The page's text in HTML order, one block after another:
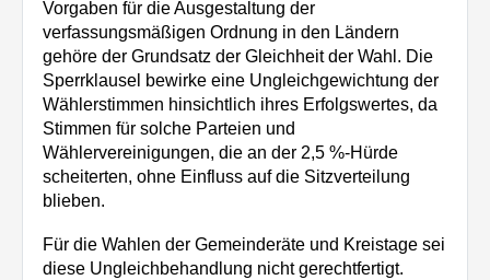
Vorgaben für die Ausgestaltung der
verfassungsmäßigen Ordnung in den Ländern
gehöre der Grundsatz der Gleichheit der Wahl. Die
Sperrklausel bewirke eine Ungleichgewichtung der
Wählerstimmen hinsichtlich ihres Erfolgswertes, da
Stimmen für solche Parteien und
Wählervereinigungen, die an der 2,5 %-Hürde
scheiterten, ohne Einfluss auf die Sitzverteilung
blieben.
Für die Wahlen der Gemeinderäte und Kreistage sei
diese Ungleichbehandlung nicht gerechtfertigt.